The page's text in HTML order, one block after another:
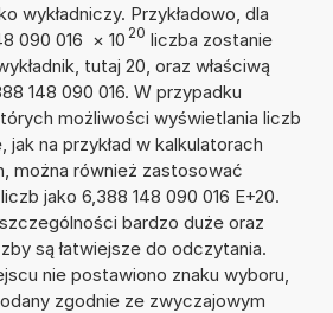
wykładniczy. Przykładowo, dla
090 016 × 10 20 liczba zostanie
tutaj 20, oraz właściwą
148 090 016. W przypadku
możliwości wyświetlania liczb
jak na przykład w kalkulatorach
można również zastosować
jako 6,388 148 090 016 E+20.
bardzo duże oraz
są łatwiejsze do odczytania.
nie postawiono znaku wyboru,
zgodnie ze zwyczajowym